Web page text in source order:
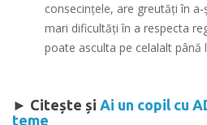
consecințele, are greutăți în
mari dificultăți în a respecta
poate asculta pe celalalt până
► Citește și Ai un copil cu
teme